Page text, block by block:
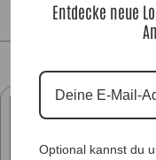
Entdecke neue
Optional kannst du